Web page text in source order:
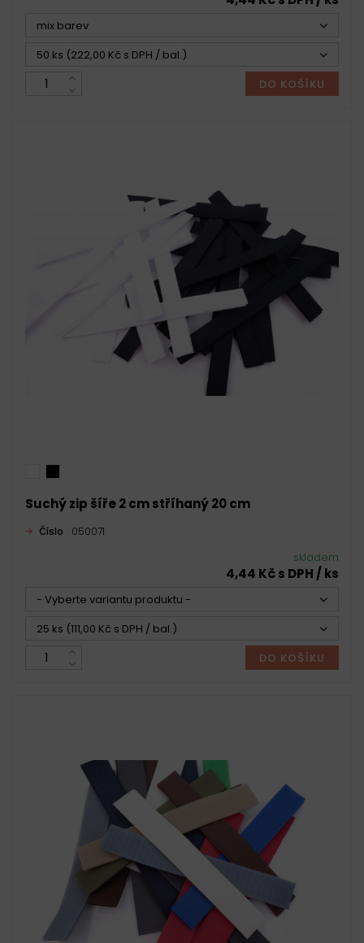
mix barev
50 ks (222,00 Kč s DPH / bal.)
DO KOŠÍKU
Suchý zip šíře 2 cm stříhaný 20 cm
Číslo 050071
skladem
4,44 Kč s DPH / ks
- Vyberte variantu produktu -
25 ks (111,00 Kč s DPH / bal.)
DO KOŠÍKU